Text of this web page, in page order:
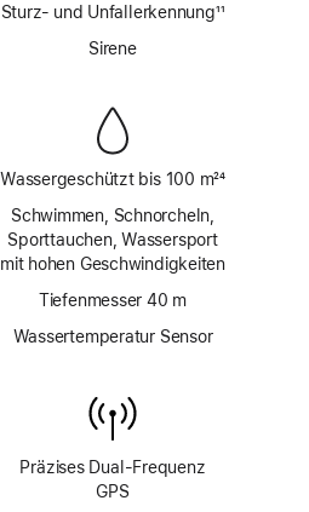
Sturz- und Unfallerkennung11
Sirene
Wassergeschützt bis 100 m24
Schwimmen, Schnorcheln,
Sporttauchen, Wassersport
mit hohen Geschwindigkeiten
Tiefenmesser 40 m
Wassertemperatur Sensor
Präzises Dual‑Frequenz
GPS